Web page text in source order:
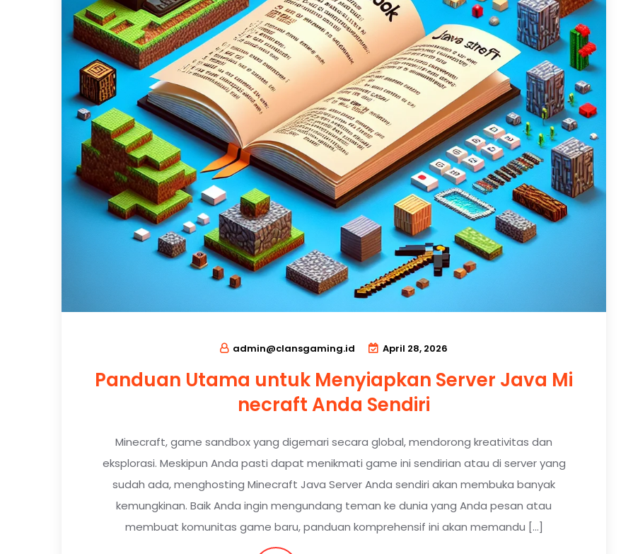
admin@clansgaming.id April 28, 2026
Panduan Utama untuk Menyiapkan Server Java Mi
necraft Anda Sendiri
Minecraft, game sandbox yang digemari secara global, mendorong kreativitas dan
eksplorasi. Meskipun Anda pasti dapat menikmati game ini sendirian atau di server yang
sudah ada, menghosting Minecraft Java Server Anda sendiri akan membuka banyak
kemungkinan. Baik Anda ingin mengundang teman ke dunia yang Anda pesan atau
membuat komunitas game baru, panduan komprehensif ini akan memandu […]